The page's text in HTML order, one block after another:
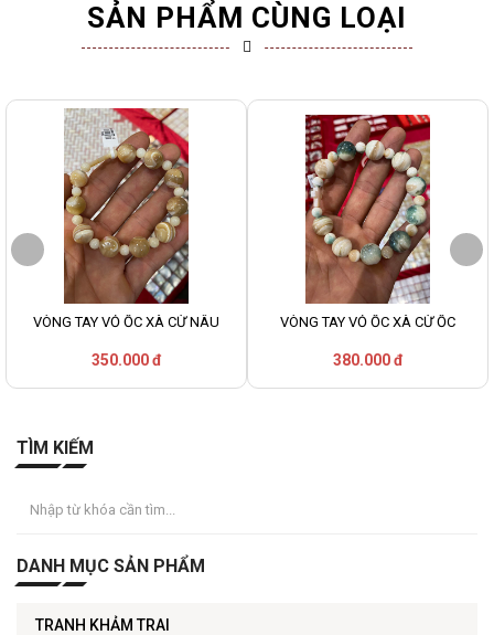
SẢN PHẨM CÙNG LOẠI
VÒNG TAY VỎ ỐC XÀ CỪ NÂU
350.000 đ
VÒNG TAY VỎ ỐC XÀ CỪ ỐC
380.000 đ
TÌM KIẾM
DANH MỤC SẢN PHẨM
TRANH KHẢM TRAI